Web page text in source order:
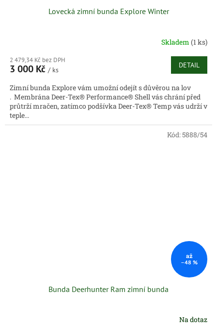
Lovecká zimní bunda Explore Winter
Skladem (1 ks)
2 479,34 Kč bez DPH
3 000 Kč / ks
DETAIL
Zimní bunda Explore vám umožní odejít s důvěrou na lov
. Membrána Deer-Tex® Performance® Shell vás chrání před
průtrží mračen, zatímco podšívka Deer-Tex® Temp vás udrží v
teple...
až
–48 %
Bunda Deerhunter Ram zimní bunda
Na dotaz
Kód:5888/54